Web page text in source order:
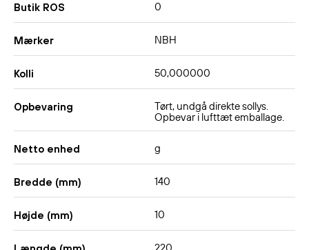
Butik ROS 0
Mærker NBH
Kolli 50,000000
Opbevaring
Tørt, undgå direkte sollys.
Opbevar i lufttæt emballage.
Netto enhed g
Bredde (mm) 140
Højde (mm) 10